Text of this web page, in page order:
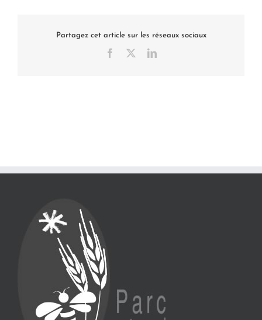
Partagez cet article sur les réseaux sociaux
Facebook LinkedIn